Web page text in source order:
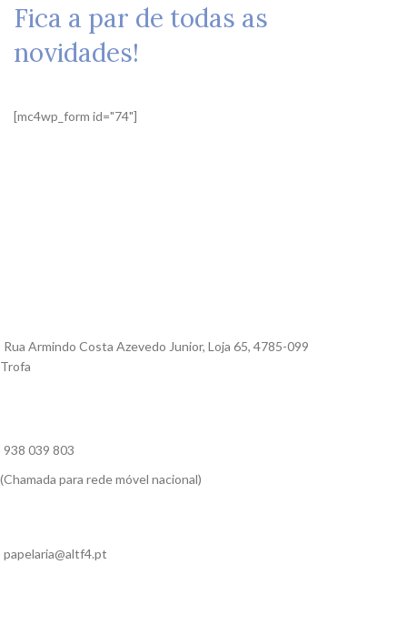
Fica a par de todas as
novidades!
[mc4wp_form id="74"]
Rua Armindo Costa Azevedo Junior, Loja 65, 4785-099
Trofa
938 039 803
(Chamada para rede móvel nacional)
papelaria@altf4.pt